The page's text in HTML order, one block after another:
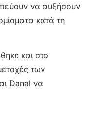
να αυξήσουν
κατά τη
και στο
των
Danal να